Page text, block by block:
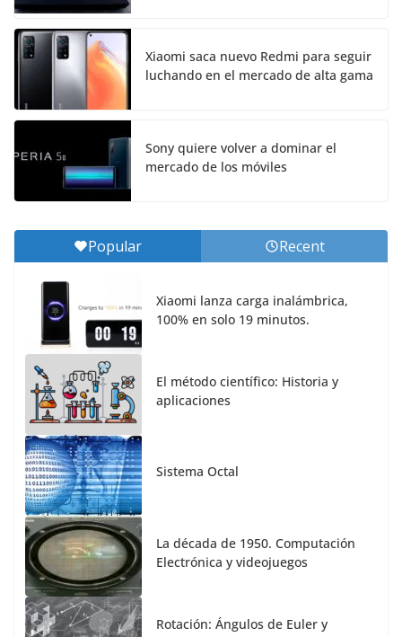
Xiaomi saca nuevo Redmi para seguir
luchando en el mercado de alta gama
Sony quiere volver a dominar el
mercado de los móviles
Popular Recent
Xiaomi lanza carga inalámbrica,
100% en solo 19 minutos.
El método científico: Historia y
aplicaciones
Sistema Octal
La década de 1950. Computación
Electrónica y videojuegos
Rotación: Ángulos de Euler y